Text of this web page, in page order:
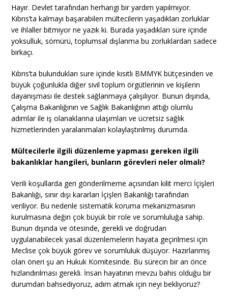
Hayır. Devlet tarafından herhangi bir yardım yapılmıyor.
Kıbrıs’ta kalmayı başarabilen mültecilerin yaşadıkları zorluklar
ve ihlaller bitmiyor ne yazık ki. Burada yaşadıkları süre içinde
yoksulluk, sömürü, toplumsal dışlanma bu zorluklardan sadece
birkaçı.
Kıbrıs’ta bulundukları sure içinde kısıtlı BMMYK bütçesinden ve
büyük çoğunlukla diğer sivil toplum örgütlerinin ve kişilerin
dayanışması ile destek sağlanmaya çalışılıyor. Bunun dışında,
Çalışma Bakanlığının ve Sağlık Bakanlığının attığı olumlu
adımlar ile iş olanaklarına ulaşımları ve ücretsiz sağlık
hizmetlerinden yaralanmaları kolaylaştırılmış durumda.
Mültecilerle ilgili düzenleme yapması gereken ilgili
bakanlıklar hangileri, bunların görevleri neler olmalı?
Verili koşullarda geri gönderilmeme açısından kilit merci İçişleri
Bakanlığı, sınır dışı kararları İçişleri Bakanlığı tarafından
veriliyor. Bu nedenle sistematik koruma mekanizmasının
kurulmasına değin çok büyük bir role ve sorumluluğa sahip.
Bunun dışında ve ötesinde, gerekli ve doğrudan
uygulanabilecek yasal düzenlemelerin hayata geçirilmesi için
Meclise çok büyük görev ve sorumluluk düşüyor. Hazırlanmış
olan öneri şu an Hukuk Komitesinde. Bu sürecin bir an önce
hızlandırılması gerekli. İnsan hayatının mevzu bahis olduğu bir
durumdan bahsediyoruz, adım atmak için neyi bekliyoruz?